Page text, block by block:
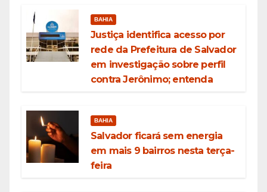
BAHIA
Justiça identifica acesso por
rede da Prefeitura de Salvador
em investigação sobre perfil
contra Jerônimo; entenda
BAHIA
Salvador ficará sem energia
em mais 9 bairros nesta terça-
feira